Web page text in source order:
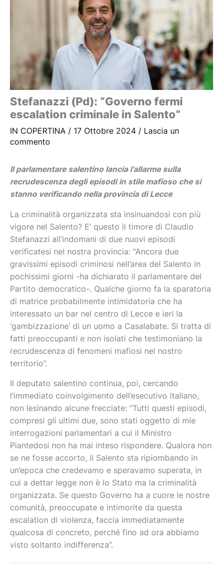
Stefanazzi (Pd): “Governo fermi
escalation criminale in Salento”
IN COPERTINA / 17 Ottobre 2024 / Lascia un
commento
Il parlamentare salentino lancia l’allarme sulla
recrudescenza degli episodi in stile mafioso che si
stanno verificando nella provincia di Lecce
La criminalità organizzata sta insinuandosi con più
vigore nel Salento? E’ questo il timore di Claudio
Stefanazzi all’indomani di due nuovi episodi
verificatesi nel nostra provincia: “Ancora due
gravissimi episodi criminosi nell’area del Salento in
pochissimi giorni -ha dichiarato il parlamentare del
Partito democratico-. Qualche giorno fa la sparatoria
di matrice probabilmente intimidatoria che ha
interessato un bar nel centro di Lecce e ieri la
‘gambizzazione’ di un uomo a Casalabate. Si tratta di
fatti preoccupanti e non isolati che testimoniano la
recrudescenza di fenomeni mafiosi nel nostro
territorio”.
Il deputato salentino continua, poi, cercando
l’immediato coinvolgimento dell’esecutivo italiano,
non lesinando alcune frecciate: “Tutti questi episodi,
compresi gli ultimi due, sono stati oggetto di mie
interrogazioni parlamentari a cui il Ministro
Piantedosi non ha mai inteso rispondere. Qualora non
se ne fosse accorto, il Salento sta ripiombando in
un’epoca che credevamo e speravamo superata, in
cui a dettar legge non è lo Stato ma la criminalità
organizzata. Se questo Governo ha a cuore le nostre
comunità, preoccupate e intimorite da questa
escalation di violenza, faccia immediatamente
qualcosa di concreto, perché fino ad ora abbiamo
visto soltanto indifferenza”.